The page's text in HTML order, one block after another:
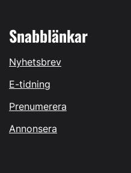
Snabblänkar
Nyhetsbrev
E-tidning
Prenumerera
Annonsera